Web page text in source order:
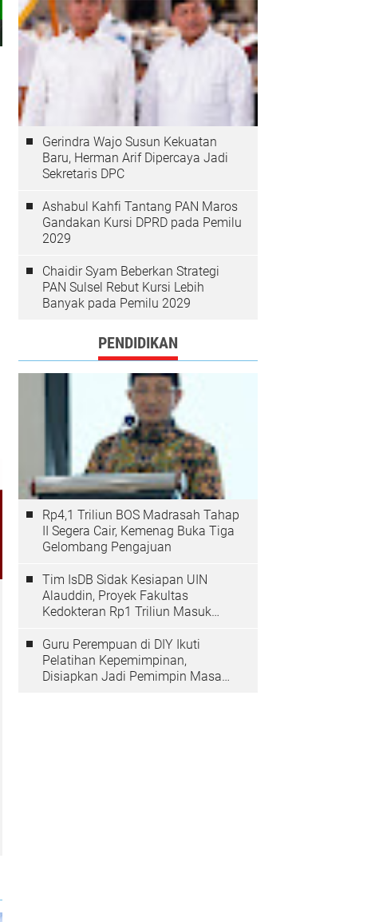
Gerindra Wajo Susun Kekuatan
Baru, Herman Arif Dipercaya Jadi
Sekretaris DPC
Ashabul Kahfi Tantang PAN Maros
Gandakan Kursi DPRD pada Pemilu
2029
Chaidir Syam Beberkan Strategi
PAN Sulsel Rebut Kursi Lebih
Banyak pada Pemilu 2029
PENDIDIKAN
Rp4,1 Triliun BOS Madrasah Tahap
II Segera Cair, Kemenag Buka Tiga
Gelombang Pengajuan
Tim IsDB Sidak Kesiapan UIN
Alauddin, Proyek Fakultas
Kedokteran Rp1 Triliun Masuk
Guru Perempuan di DIY Ikuti
Pelatihan Kepemimpinan,
Disiapkan Jadi Pemimpin Masa